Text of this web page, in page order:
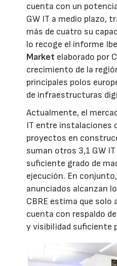
cuenta con un
GW IT a medio plazo,
más de cuatro su
lo recoge el informe
Market elaborado por
crecimiento de la
principales polos
de infraestructuras
Actualmente, el
IT entre instalaciones
proyectos en
suman otros 3,1 GW
suficiente grado de
ejecución. En
anunciados alcanzan
CBRE estima que solo
cuenta con respaldo
y visibilidad suficiente